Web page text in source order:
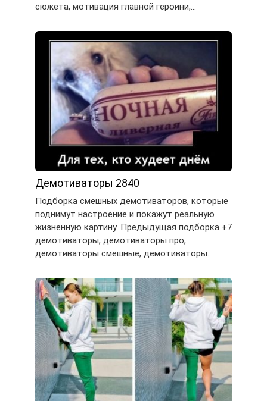
сюжета, мотивация главной героини,…
Демотиваторы 2840
Подборка смешных демотиваторов, которые
поднимут настроение и покажут реальную
жизненную картину. Предыдущая подборка +7
демотиваторы, демотиваторы про,
демотиваторы смешные, демотиваторы…